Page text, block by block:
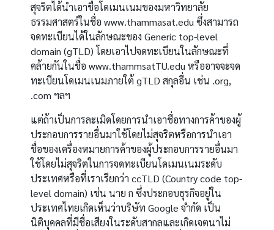
สุจริตได้นำเอาชื่อโดเมนเนมของมหาวิทยาลัย
ธรรมศาสตร์ในชื่อ www.thammasat.edu ซึ่งสามารถ
จดทะเบียนได้ในลักษณะของ Generic top-level
domain (gTLD) โดยเอาไปจดทะเบียนในลักษณะที่
คล้ายกันในชื่อ www.thammsatTU.edu หรืออาจจะจด
ทะเบียนโดเมนเนมภายใต้ gTLD สกุลอื่น เช่น .org,
.com ฯลฯ
แต่ถ้าเป็นการละเมิดโดยการนำเอาชื่อทางการค้าของผู้
ประกอบการรายอื่นมาใช้โดยไม่สุจริตหรือการนำเอา
ชื่อของเครื่องหมายการค้าของผู้ประกอบการรายอื่นมา
ใช้โดยไม่สุจริตในการจดทะเบียนโดเมนเนมระดับ
ประเทศหรือที่เราเรียกว่า ccTLD (Country code top-
level domain) เช่น นาย ก ซึ่งประกอบธุรกิจอยู่ใน
ประเทศไทยเกิดเห็นว่าบริษัท Google จำกัด เป็น
นิติบุคคลที่มีชื่อเสียงในระดับสากลและเกิดเจตนาไม่